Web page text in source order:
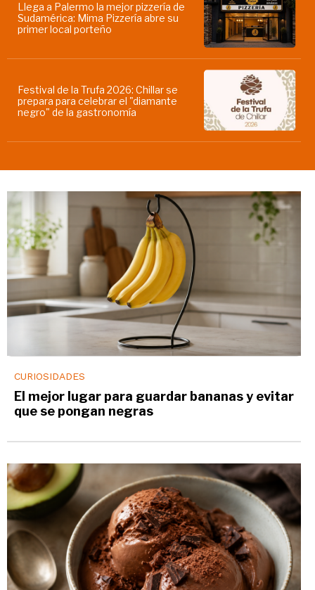
Llega a Palermo la mejor pizzería de
Sudamérica: Mima Pizzería abre su
primer local porteño
Festival de la Trufa 2026: Chillar se
prepara para celebrar el "diamante
negro" de la gastronomía
CURIOSIDADES
El mejor lugar para guardar bananas y evitar
que se pongan negras